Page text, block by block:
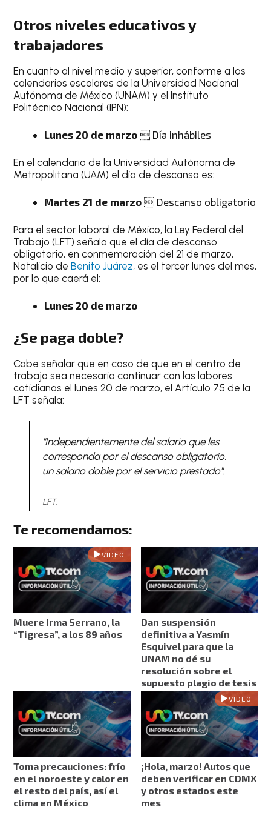
Otros niveles educativos y
trabajadores
En cuanto al nivel medio y superior, conforme a los
calendarios escolares de la Universidad Nacional
Autónoma de México (UNAM) y el Instituto
Politécnico Nacional (IPN):
Lunes 20 de marzo  Día inhábiles
En el calendario de la Universidad Autónoma de
Metropolitana (UAM) el día de descanso es:
Martes 21 de marzo  Descanso obligatorio
Para el sector laboral de México, la Ley Federal del
Trabajo (LFT) señala que el día de descanso
obligatorio, en conmemoración del 21 de marzo,
Natalicio deBenito Juárez, es el tercer lunes del mes,
por lo que caerá el:
Lunes 20 de marzo
¿Se paga doble?
Cabe señalar que en caso de que en el centro de
trabajo sea necesario continuar con las labores
cotidianas el lunes 20 de marzo, el Artículo 75 de la
LFT señala:
"Independientemente del salario que les
corresponda por el descanso obligatorio,
un salario doble por el servicio prestado".
LFT.
Te recomendamos:
VIDEO
Muere Irma Serrano, la
“Tigresa”, a los 89 años
Dan suspensión
definitiva a Yasmín
Esquivel para que la
UNAM no dé su
resolución sobre el
supuesto plagio de tesis
Toma precauciones: frío
en el noroeste y calor en
el resto del país, así el
clima en México
VIDEO
¡Hola, marzo! Autos que
deben verificar en CDMX
y otros estados este
mes